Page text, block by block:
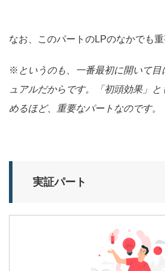
なお、このパートのLPのなかでも重
※ というのも、一番最初に開いて
ュアルだからです。「初頭効果」
めるほど、重要なパートなのです。
実証パート